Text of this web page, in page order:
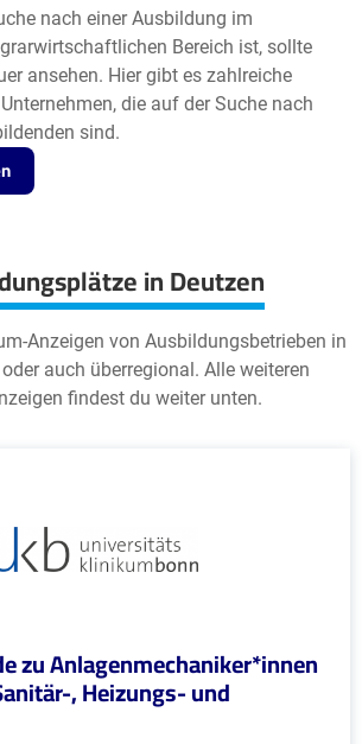
nach einer Ausbildung im
Bereich ist, sollte
ansehen. Hier gibt es zahlreiche
die auf der Suche nach
sind.
in Deutzen
Anzeigen von Ausbildungsbetrieben in
auch überregional. Alle weiteren
findest du weiter unten.
zu Anlagenmechaniker*innen
, Heizungs- und